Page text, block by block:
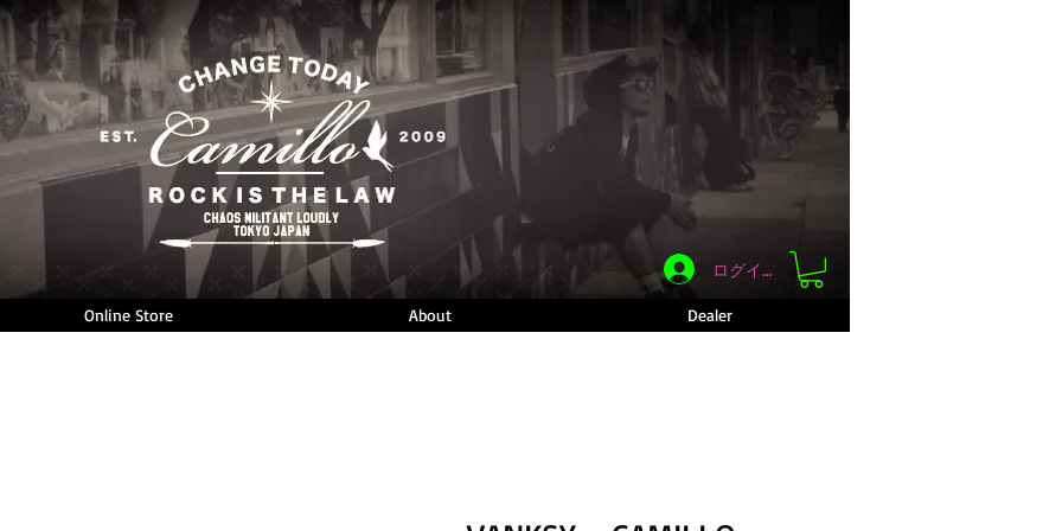
ログイン
Online Store About Dealer